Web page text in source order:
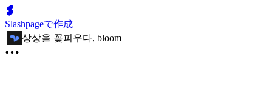
Slashpageで作成
상상을 꽃피우다, bloom